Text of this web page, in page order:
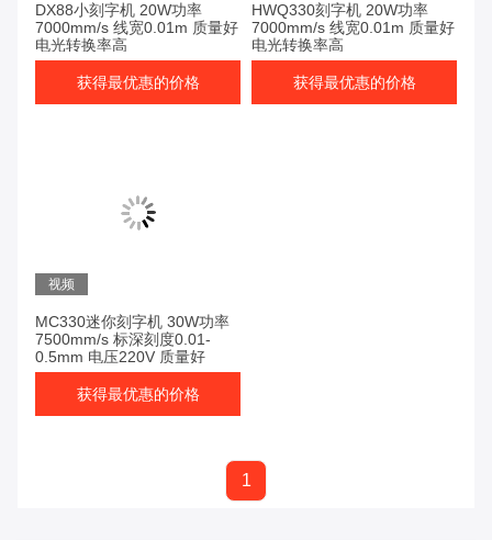
DX88小刻字机 20W功率
7000mm/s 线宽0.01m 质量好
电光转换率高
获得最优惠的价格
HWQ330刻字机 20W功率
7000mm/s 线宽0.01m 质量好
电光转换率高
获得最优惠的价格
视频
MC330迷你刻字机 30W功率
7500mm/s 标深刻度0.01-
0.5mm 电压220V 质量好
获得最优惠的价格
1